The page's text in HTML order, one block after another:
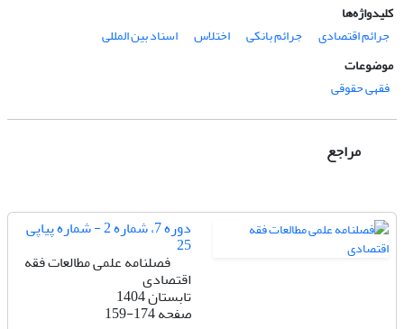
کلیدواژه‌ها
جرائم اقتصادی
جرائم بانکی اختلاس
اسناد بین المللی
موضوعات
فقهی حقوقی
مراجع
دوره 7، شماره 2 - شماره پیاپی
25
فصلنامه علمی مطالعات فقه
اقتصادی
تابستان 1404
صفحه159-174